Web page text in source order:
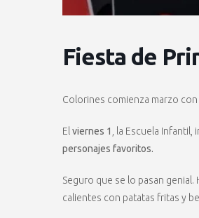
Fiesta de
Colorines comienza marzo con
Elviernes 1 , la Escuela Infantil,
personajes favoritos.
Seguro que se lo pasan genial.
calientes con patatas fritas y